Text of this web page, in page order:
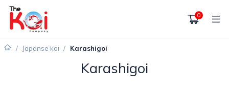
0
/ Japanse koi / Karashigoi
Karashigoi